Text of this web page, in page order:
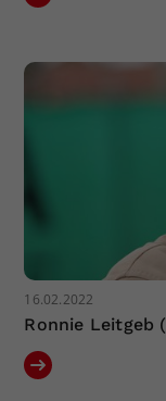
16.02.2022
Ronnie Leitgeb